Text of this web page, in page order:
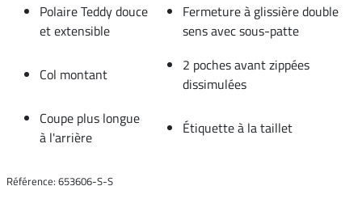
Polaire Teddy douce
et extensible
Fermeture à glissière double
sens avec sous-patte
Col montant
2 poches avant zippées
dissimulées
Coupe plus longue
à l'arrière
Étiquette à la taillet
Référence: 653606-S-S